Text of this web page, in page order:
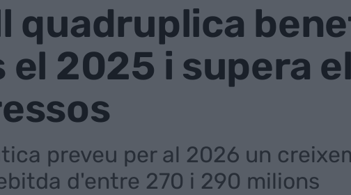
quadruplica
el 2025 i supera
preveu per al 2026 un
d'entre 270 i 290 milions